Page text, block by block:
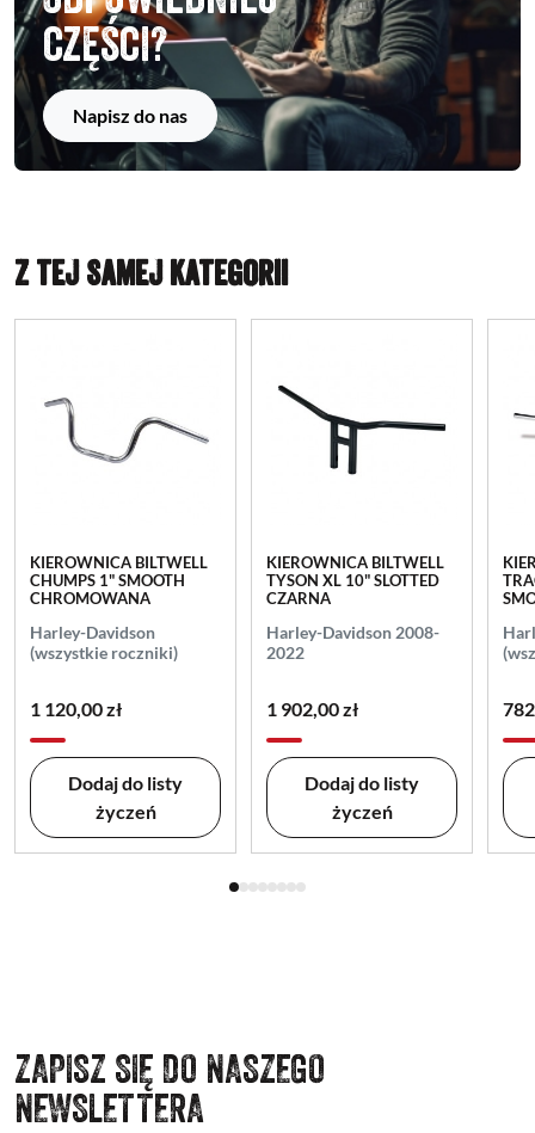
części?
Napisz do nas
Z TEJ SAMEJ KATEGORII
KIEROWNICA BILTWELL
CHUMPS 1" SMOOTH
CHROMOWANA
Harley-Davidson
(wszystkie roczniki)
1 120,00 zł
Dodaj do listy
życzeń
KIEROWNICA BILTWELL
TYSON XL 10" SLOTTED
CZARNA
Harley-Davidson 2008-
2022
1 902,00 zł
Dodaj do listy
życzeń
ZAPISZ SIĘ DO NASZEGO
NEWSLETTERA